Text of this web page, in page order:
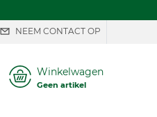
NEEM CONTACT OP
Winkelwagen
Geen artikel